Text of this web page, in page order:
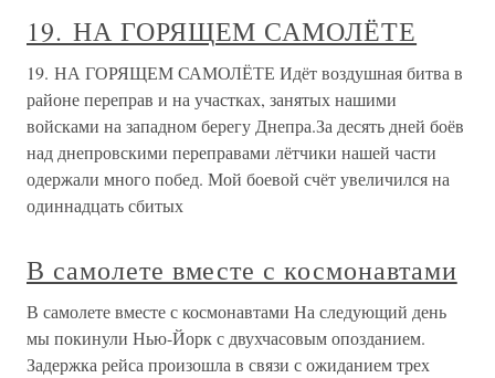
19. НА ГОРЯЩЕМ САМОЛЁТЕ
19. НА ГОРЯЩЕМ САМОЛЁТЕ Идёт воздушная битва в
районе переправ и на участках, занятых нашими
войсками на западном берегу Днепра.За десять дней боёв
над днепровскими переправами лётчики нашей части
одержали много побед. Мой боевой счёт увеличился на
одиннадцать сбитых
В самолете вместе с космонавтами
В самолете вместе с космонавтами На следующий день
мы покинули Нью-Йорк с двухчасовым опозданием.
Задержка рейса произошла в связи с ожиданием трех